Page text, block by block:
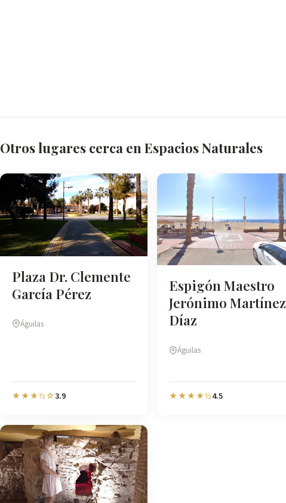
Otros lugares cerca en Espacios Naturales
Plaza Dr. Clemente
García Pérez
Águilas
★★★½☆3.9
Espigón Maestro
Jerónimo Martínez
Díaz
Águilas
★★★★½4.5